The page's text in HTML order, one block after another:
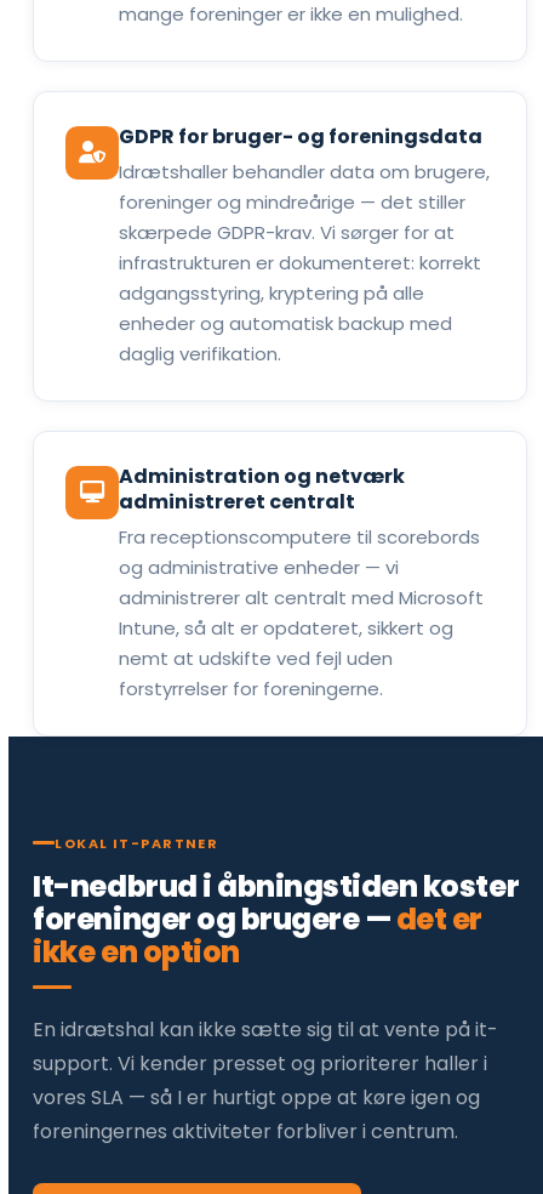
mange foreninger er ikke en mulighed.
GDPR for bruger- og foreningsdata
Idrætshaller behandler data om brugere,
foreninger og mindreårige — det stiller
skærpede GDPR-krav. Vi sørger for at
infrastrukturen er dokumenteret: korrekt
adgangsstyring, kryptering på alle
enheder og automatisk backup med
daglig verifikation.
Administration og netværk
administreret centralt
Fra receptionscomputere til scorebords
og administrative enheder — vi
administrerer alt centralt med Microsoft
Intune, så alt er opdateret, sikkert og
nemt at udskifte ved fejl uden
forstyrrelser for foreningerne.
LOKAL IT-PARTNER
It-nedbrud i åbningstiden koster
foreninger og brugere —det er
ikke en option
En idrætshal kan ikke sætte sig til at vente på it-
support. Vi kender presset og prioriterer haller i
vores SLA — så I er hurtigt oppe at køre igen og
foreningernes aktiviteter forbliver i centrum.